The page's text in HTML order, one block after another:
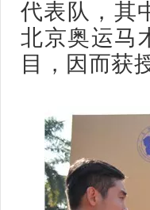
代表队，其
北京奥运马
目，因而获